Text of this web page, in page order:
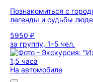
Познакомиться с
легенды и судьбы
5950 ₽
за группу, 1–5 чел.
1,5 часа
На автомобиле